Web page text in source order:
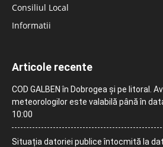
Consiliul Local
Informatii
Articole recente
COD GALBEN în Dobrogea și pe litoral.
meteorologilor este valabilă până în
10:00
Situația datoriei publice întocmită la